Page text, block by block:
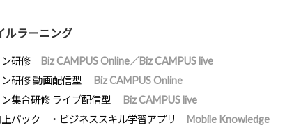
ルラーニング
研修
Biz CAMPUS Online／Biz CAMPUS live
研修 動画配信型
Biz CAMPUS Online
集合研修 ライブ配信型
Biz CAMPUS live
パック
ビジネススキル学習アプリ
Mobile Knowledge